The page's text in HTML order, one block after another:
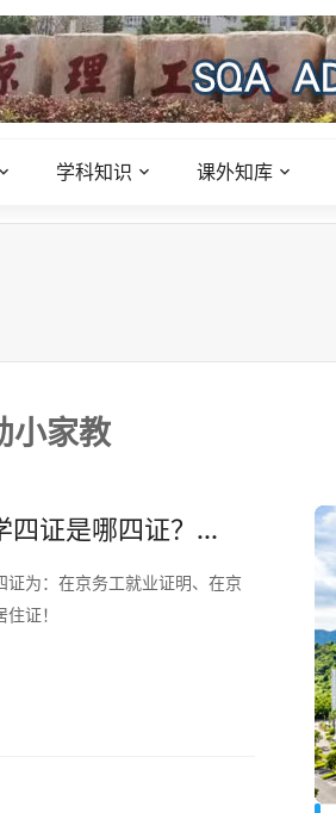
学科知识 课外知库
小家教
四证是哪四证？...
证为：在京务工就业证明、在京
证！